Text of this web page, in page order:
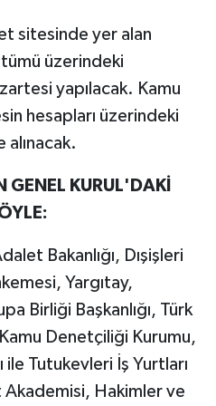
sitesinde yer alan
üzerindeki
yapılacak. Kamu
hesapları üzerindeki
KURUL'DAKİ
Bakanlığı, Dışişleri
Yargıtay,
Birliği Başkanlığı, Türk
Denetçiliği Kurumu,
ile Tutukevleri İş Yurtları
Akademisi, Hakimler ve